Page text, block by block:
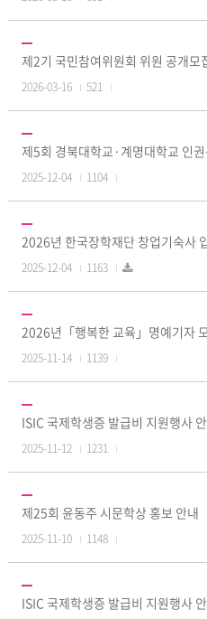
제2기 국민참여위원회 위원 공개모
2026-03-16 521
제5회 경북대학교·계명대학교 인
2025-12-04 1104
2026년 한국장학재단 창업기숙사
2025-12-04 1163
2026년「행복한 교육」명예기자
2025-11-14 1139
ISIC 국제학생증 발급비 지원행사
2025-11-12 1231
제25회 윤동주 시문학상 홍보 안내
2025-11-10 1148
ISIC 국제학생증 발급비 지원행사